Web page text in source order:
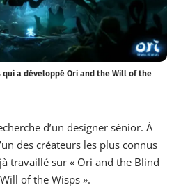
qui a développé Ori and the Will of the
d’un designer sénior. À
des créateurs les plus connus
travaillé sur « Ori and the Blind
of the Wisps ».